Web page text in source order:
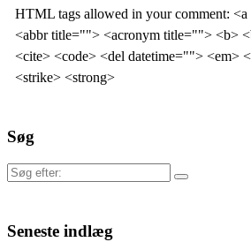
HTML tags allowed in your comment:
<abbr title=""> <acronym title=""> <b>
<cite> <code> <del datetime=""> <em>
<strike> <strong>
Søg
Søg
Seneste indlæg